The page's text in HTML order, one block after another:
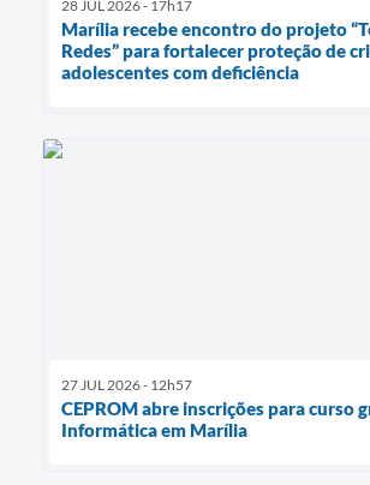
28 JUL 2026 - 17h17
Marília recebe encontro do projeto
Redes” para fortalecer proteção de
adolescentes com deficiência
27 JUL 2026 - 12h57
CEPROM abre inscrições para curso
Informática em Marília